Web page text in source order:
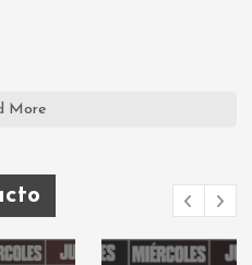
More